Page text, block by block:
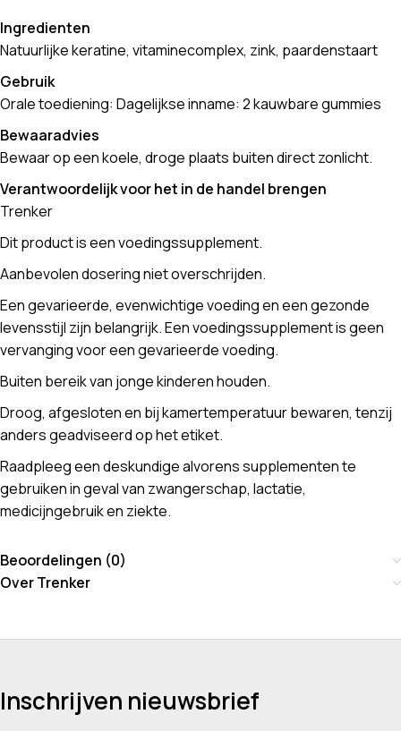
Ingredienten
Natuurlijke keratine, vitaminecomplex, zink, paardenstaart
Gebruik
Orale toediening: Dagelijkse inname: 2 kauwbare gummies
Bewaaradvies
Bewaar op een koele, droge plaats buiten direct zonlicht.
Verantwoordelijk voor het in de handel brengen
Trenker
Dit product is een voedingssupplement.
Aanbevolen dosering niet overschrijden.
Een gevarieerde, evenwichtige voeding en een gezonde
levensstijl zijn belangrijk. Een voedingssupplement is geen
vervanging voor een gevarieerde voeding.
Buiten bereik van jonge kinderen houden.
Droog, afgesloten en bij kamertemperatuur bewaren, tenzij
anders geadviseerd op het etiket.
Raadpleeg een deskundige alvorens supplementen te
gebruiken in geval van zwangerschap, lactatie,
medicijngebruik en ziekte.
Beoordelingen (0)
Over Trenker
Inschrijven nieuwsbrief